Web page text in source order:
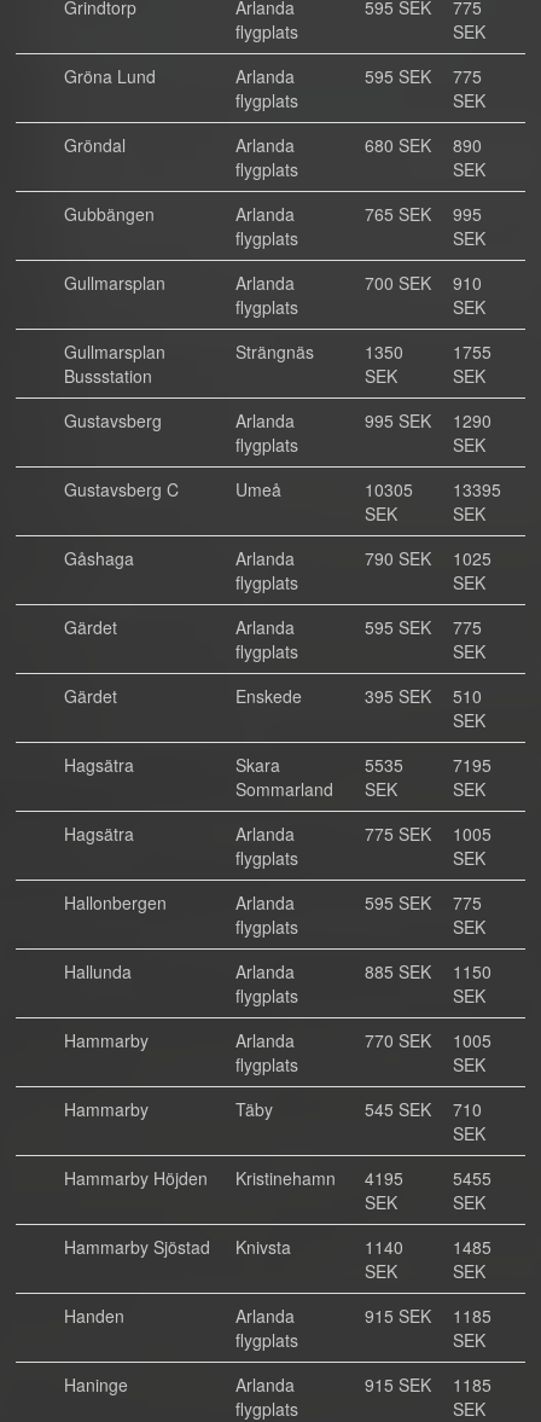
Grindtorp
Arlanda
flygplats
595 SEK
775
SEK
Gröna Lund
Arlanda
flygplats
595 SEK
775
SEK
Gröndal
Arlanda
flygplats
680 SEK
890
SEK
Gubbängen
Arlanda
flygplats
765 SEK
995
SEK
Gullmarsplan
Arlanda
flygplats
700 SEK
910
SEK
Gullmarsplan
Bussstation
Strängnäs
1350
SEK
1755
SEK
Gustavsberg
Arlanda
flygplats
995 SEK
1290
SEK
Gustavsberg C
Umeå
10305
SEK
13395
SEK
Gåshaga
Arlanda
flygplats
790 SEK
1025
SEK
Gärdet
Arlanda
flygplats
595 SEK
775
SEK
Gärdet
Enskede 395 SEK
510
SEK
Hagsätra
Skara
Sommarland
5535
SEK
7195
SEK
Hagsätra
Arlanda
flygplats
775 SEK
1005
SEK
Hallonbergen
Arlanda
flygplats
595 SEK
775
SEK
Hallunda
Arlanda
flygplats
885 SEK
1150
SEK
Hammarby
Arlanda
flygplats
770 SEK
1005
SEK
Hammarby
Täby 545 SEK
710
SEK
Hammarby Höjden
Kristinehamn
4195
SEK
5455
SEK
Hammarby Sjöstad
Knivsta
1140
SEK
1485
SEK
Handen
Arlanda
flygplats
915 SEK
1185
SEK
Haninge
Arlanda
flygplats
915 SEK
1185
SEK